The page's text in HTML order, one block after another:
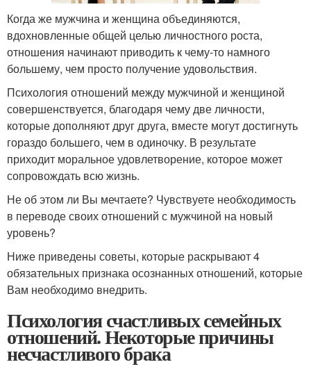
Когда же мужчина и женщина объединяются,
вдохновленные общей целью личностного роста,
отношения начинают приводить к чему-то намного
большему, чем просто получение удовольствия.
Психология отношений между мужчиной и женщиной
совершенствуется, благодаря чему две личности,
которые дополняют друг друга, вместе могут достигнуть
гораздо большего, чем в одиночку. В результате
приходит моральное удовлетворение, которое может
сопровождать всю жизнь.
Не об этом ли Вы мечтаете? Чувствуете необходимость
в переводе своих отношений с мужчиной на новый
уровень?
Ниже приведены советы, которые раскрывают 4
обязательных признака осознанных отношений, которые
Вам необходимо внедрить.
Психология счастливых семейных
отношений. Некоторые причины
несчастливого брака